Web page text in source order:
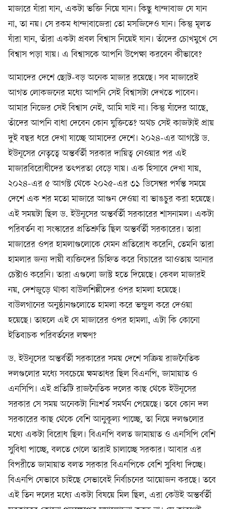
মাজারে যাঁরা যান, একটা ভক্তি নিয়ে যান। কিছু ধান্দাবাজ যে যান
না, তা নয়। সে রকম ধান্দাবাজেরা তো মসজিদেও যান। কিন্তু মূলত
যাঁরা যান, তাঁরা একটা প্রবল বিশ্বাস নিয়েই যান। তাঁদের চোখমুখে সে
বিশ্বাস পড়া যায়। এ বিশ্বাসকে আপনি উপেক্ষা করবেন কীভাবে?
আমাদের দেশে ছোট-বড় অনেক মাজার রয়েছে। সব মাজারেই
আগত লোকজনের মধ্যে আপনি সেই বিশ্বাসটা দেখতে পাবেন।
আমার নিজের সেই বিশ্বাস নেই, আমি যাই না। কিন্তু যাঁদের আছে,
তাঁদের আপনি বাধা দেবেন কোন যুক্তিতে? অথচ সেই কাজটাই প্রায়
দুই বছর ধরে দেখা যাচ্ছে আমাদের দেশে। ২০২৪-এর আগস্টে ড.
ইউনূসের নেতৃত্বে অন্তর্বর্তী সরকার দায়িত্ব নেওয়ার পর এই
মাজারবিরোধীদের তৎপরতা বেড়ে যায়। এক হিসাবে দেখা যায়,
২০২৪-এর ৫ আগস্ট থেকে ২০২৫-এর ৩১ ডিসেম্বর পর্যন্ত সময়ে
দেশে এক শর মতো মাজারে আগুন দেওয়া বা ভাঙচুর করা হয়েছে।
এই সময়টা ছিল ড. ইউনূসের অন্তর্বর্তী সরকারের শাসনামল। একটা
পরিবর্তন বা সংস্কারের প্রতিশ্রুতি ছিল অন্তর্বর্তী সরকারের। তারা
মাজারের ওপর হামলাগুলোকে যেমন প্রতিরোধ করেনি, তেমনি তারা
হামলার জন্য দায়ী ব্যক্তিদের চিহ্নিত করে বিচারের আওতায় আনার
চেষ্টাও করেনি। তারা এগুলো জাস্ট হতে দিয়েছে। কেবল মাজারই
নয়, দেশজুড়ে থাকা বাউলশিল্পীদের ওপর হামলা হয়েছে।
বাউলগানের অনুষ্ঠানগুলোতে হামলা করে ভন্ডুল করে দেওয়া
হয়েছে। তাহলে এই যে মাজারের ওপর হামলা, এটা কি কোনো
ইতিবাচক পরিবর্তনের লক্ষণ?
ড. ইউনূসের অন্তর্বর্তী সরকারের সময় দেশে সক্রিয় রাজনৈতিক
দলগুলোর মধ্যে সবচেয়ে ক্ষমতাধর ছিল বিএনপি, জামায়াত ও
এনসিপি। এই প্রতিটি রাজনৈতিক দলের কাছ থেকে ইউনূসের
সরকার সে সময় অনেকটা নিঃশর্ত সমর্থন পেয়েছে। তবে কোন দল
সরকারের কাছ থেকে বেশি আনুকূল্য পাচ্ছে, তা নিয়ে দলগুলোর
মধ্যে একটা বিরোধ ছিল। বিএনপি বলত জামায়াত ও এনসিপি বেশি
সুবিধা পাচ্ছে, বলতে গেলে তারাই চালাচ্ছে সরকার। আবার এর
বিপরীতে জামায়াত বলত সরকার বিএনপিকে বেশি সুবিধা দিচ্ছে।
বিএনপি যেভাবে চাইছে সেভাবেই নির্বাচনের আয়োজন করছে। তবে
এই তিন দলের মধ্যে একটা বিষয়ে মিল ছিল, এরা কেউই অন্তর্বর্তী